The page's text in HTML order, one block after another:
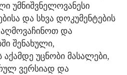
უმნიშვნელოვანესი
და სხვა დოკუმენტების
აღმოვაჩინოთ და
შენახული,
უცნობი მასალები,
ვერსიად და